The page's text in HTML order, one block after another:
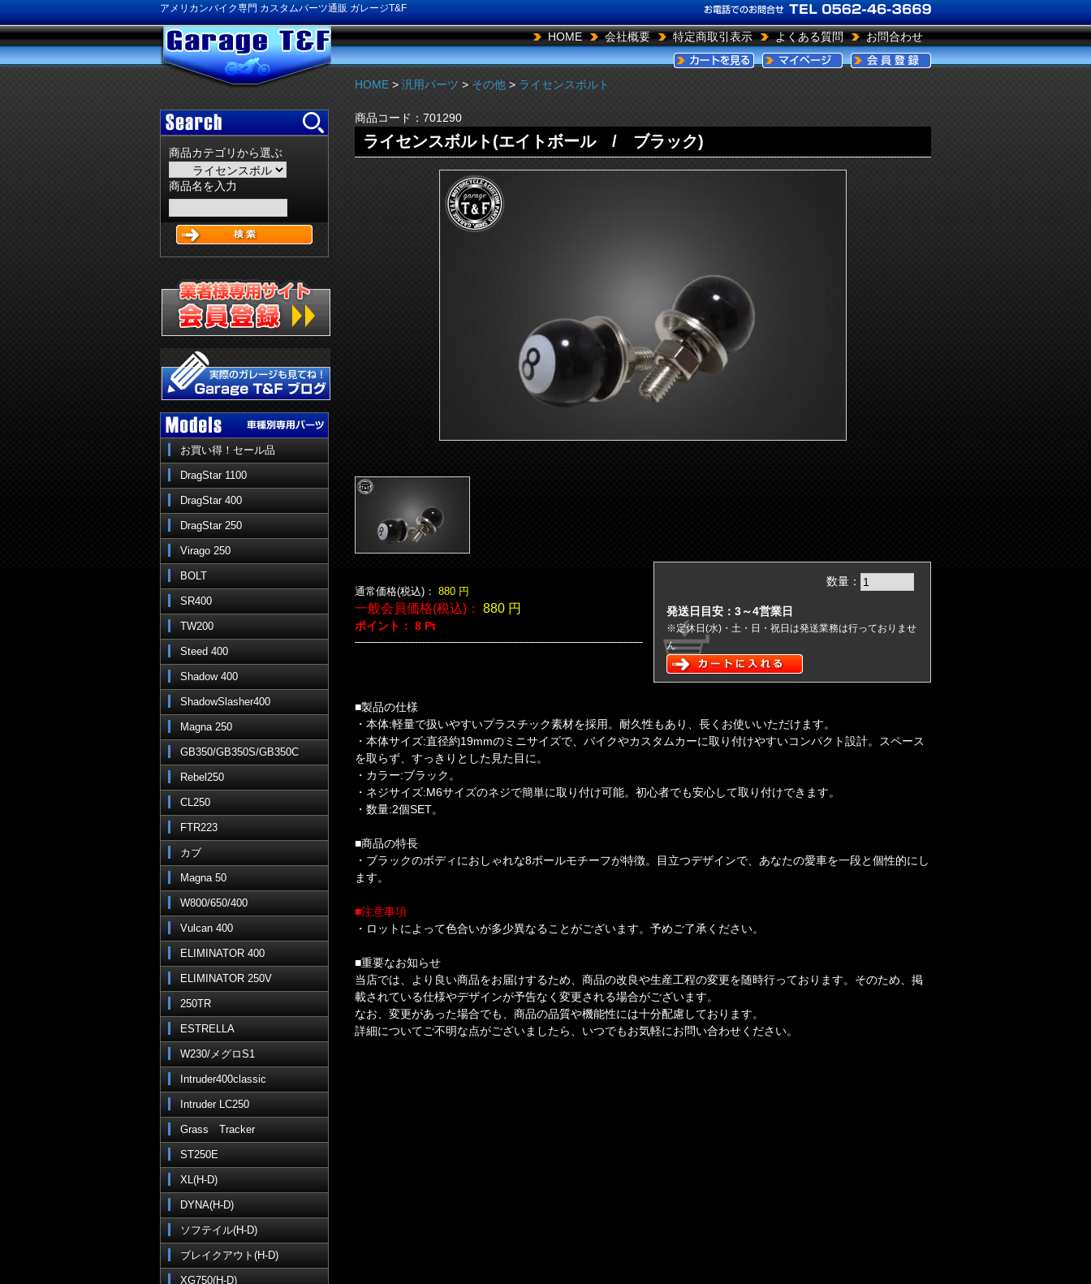
アメリカンバイク専門 カスタムパーツ通販 ガレージT&F
HOME 会社概要 特定商取引表示 よくある質問 お問合わせ
商品カテゴリから選ぶ
商品名を入力
お買い得！セール品
DragStar 1100
DragStar 400
DragStar 250
Virago 250
BOLT
SR400
TW200
Steed 400
Shadow 400
ShadowSlasher400
Magna 250
GB350/GB350S/GB350C
Rebel250
CL250
FTR223
カブ
Magna 50
W800/650/400
Vulcan 400
ELIMINATOR 400
ELIMINATOR 250V
250TR
ESTRELLA
W230/メグロS1
Intruder400classic
Intruder LC250
Grass Tracker
ST250E
XL(H-D)
DYNA(H-D)
ソフテイル(H-D)
ブレイクアウト(H-D)
XG750(H-D)
HOME > 汎用パーツ > その他 > ライセンスボルト
商品コード： 701290
ライセンスボルト(エイトボール / ブラック)
通常価格(税込)： 880 円
一般会員価格(税込)： 880 円
ポイント： 8 Pt
数量：
発送日目安：3～4営業日
※定休日(水)・土・日・祝日は発送業務は行っておりませ
ん
■製品の仕様
・本体:軽量で扱いやすいプラスチック素材を採用。耐久性もあり、長くお使いいただけます。
・本体サイズ:直径約19mmのミニサイズで、バイクやカスタムカーに取り付けやすいコンパクト設計。スペース
を取らず、すっきりとした見た目に。
・カラー:ブラック。
・ネジサイズ:M6サイズのネジで簡単に取り付け可能。初心者でも安心して取り付けできます。
・数量:2個SET。
■商品の特長
・ブラックのボディにおしゃれな8ボールモチーフが特徴。目立つデザインで、あなたの愛車を一段と個性的にし
ます。
■注意事項
・ロットによって色合いが多少異なることがございます。予めご了承ください。
■重要なお知らせ
当店では、より良い商品をお届けするため、商品の改良や生産工程の変更を随時行っております。そのため、掲
載されている仕様やデザインが予告なく変更される場合がございます。
なお、変更があった場合でも、商品の品質や機能性には十分配慮しております。
詳細についてご不明な点がございましたら、いつでもお気軽にお問い合わせください。